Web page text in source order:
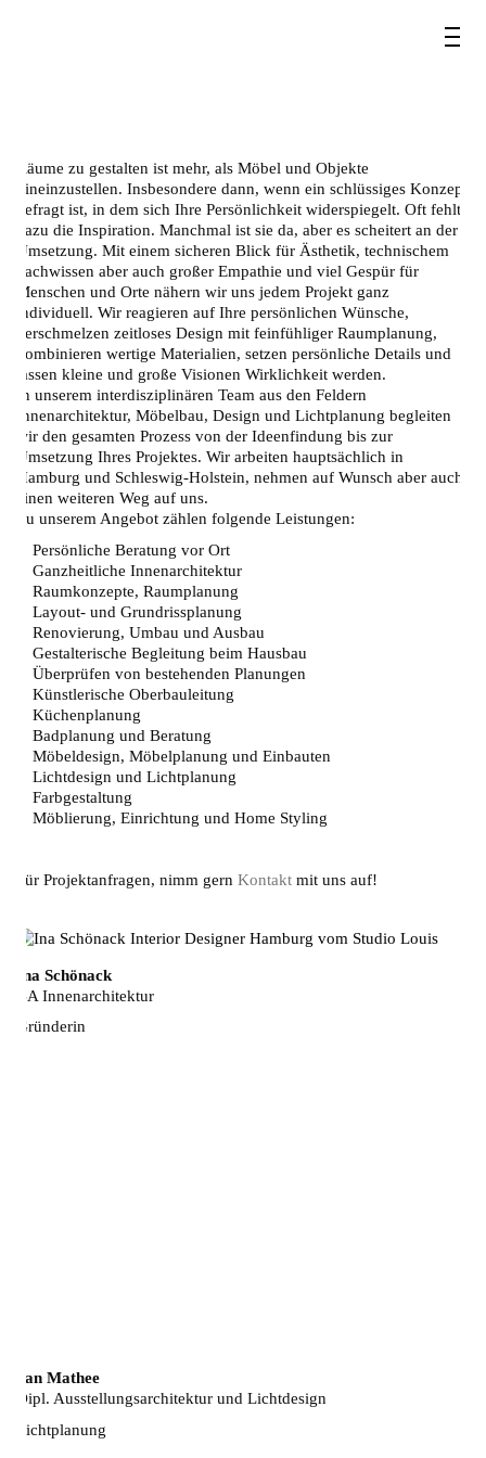
Räume zu gestalten ist mehr, als Möbel und Objekte
hineinzustellen. Insbesondere dann, wenn ein schlüssiges Konzept
gefragt ist, in dem sich Ihre Persönlichkeit widerspiegelt. Oft fehlt
dazu die Inspiration. Manchmal ist sie da, aber es scheitert an der
Umsetzung. Mit einem sicheren Blick für Ästhetik, technischem
Fachwissen aber auch großer Empathie und viel Gespür für
Menschen und Orte nähern wir uns jedem Projekt ganz
individuell. Wir reagieren auf Ihre persönlichen Wünsche,
verschmelzen zeitloses Design mit feinfühliger Raumplanung,
kombinieren wertige Materialien, setzen persönliche Details und
lassen kleine und große Visionen Wirklichkeit werden.
In unserem interdisziplinären Team aus den Feldern
Innenarchitektur, Möbelbau, Design und Lichtplanung begleiten
wir den gesamten Prozess von der Ideenfindung bis zur
Umsetzung Ihres Projektes. Wir arbeiten hauptsächlich in
Hamburg und Schleswig-Holstein, nehmen auf Wunsch aber auch
einen weiteren Weg auf uns.
Zu unserem Angebot zählen folgende Leistungen:
・Persönliche Beratung vor Ort
・Ganzheitliche Innenarchitektur
・Raumkonzepte, Raumplanung
・Layout- und Grundrissplanung
・Renovierung, Umbau und Ausbau
・Gestalterische Begleitung beim Hausbau
・Überprüfen von bestehenden Planungen
・Künstlerische Oberbauleitung
・Küchenplanung
・Badplanung und Beratung
・Möbeldesign, Möbelplanung und Einbauten
・Lichtdesign und Lichtplanung
・Farbgestaltung
Möblierung, Einrichtung und Home Styling
Für Projektanfragen, nimm gern Kontakt mit uns auf!
Ina Schönack
BA Innenarchitektur
Gründerin
Jan Mathee
Dipl. Ausstellungsarchitektur und Lichtdesign
Lichtplanung